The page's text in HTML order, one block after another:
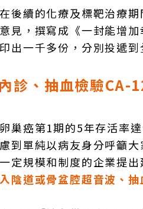
後續的化療及標靶治療
見，撰寫成《一封能增
出一千多份，分別投遞
診、 抽血檢驗CA-
巢癌第1期的5年存活率
到單純以病友身分呼籲
定規模和制度的企業提
陰道或骨盆腔超音波、抽